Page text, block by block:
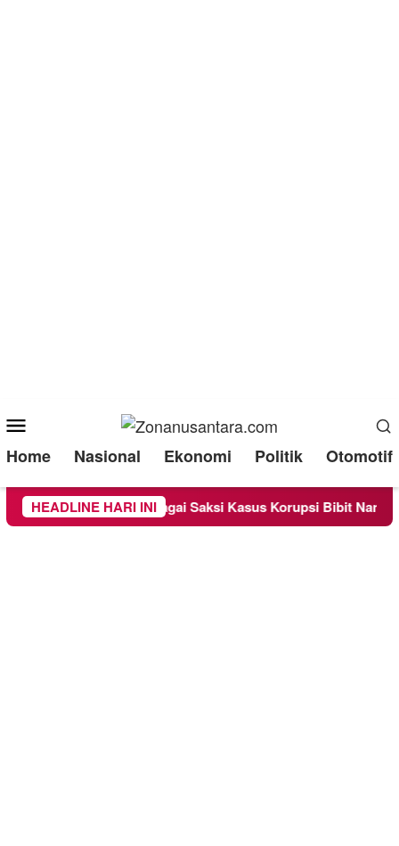
Menu
Home Nasional Ekonomi Politik Otomotif
HEADLINE HARI INI
Diperiksa Sebagai Saksi Kasus Korupsi Bibit Nanas Sulsel